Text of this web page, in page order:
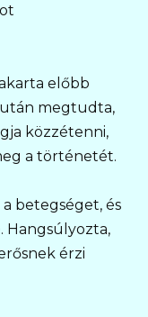
előbb
megtudta,
közzétenni,
a történetét.
betegséget, és
Hangsúlyozta,
érzi